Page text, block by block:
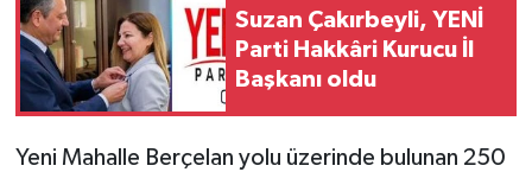
Suzan Çakırbeyli, YENİ
Parti Hakkâri Kurucu İl
Başkanı oldu
Yeni Mahalle Berçelan yolu üzerinde bulunan 250
REKLAM
SAĞLIK